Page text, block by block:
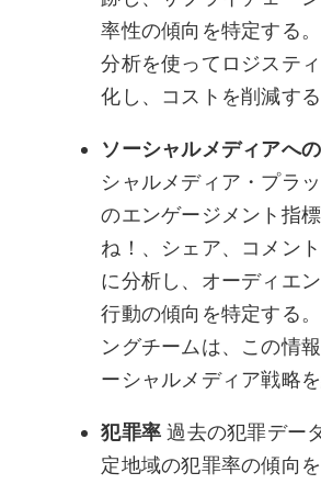
率性の傾向を特定する
分析を使ってロジステ
化し、コストを削減する
ソーシャルメディアへ
シャルメディア・プラ
のエンゲージメント指
ね！、シェア、コメン
に分析し、オーディエ
行動の傾向を特定する
ングチームは、この情
ーシャルメディア戦略を
犯罪率過去の犯罪デー
定地域の犯罪率の傾向